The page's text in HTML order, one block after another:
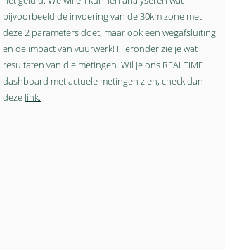
bijvoorbeeld de invoering van de 30km zone met
deze 2 parameters doet, maar ook een wegafsluiting
en de impact van vuurwerk! Hieronder zie je wat
resultaten van die metingen. ​Wil je ons REALTIME
dashboard met actuele metingen zien, check dan
deze link.